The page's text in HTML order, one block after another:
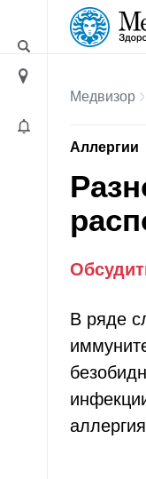
Медвизор
Аллергии
В ряде